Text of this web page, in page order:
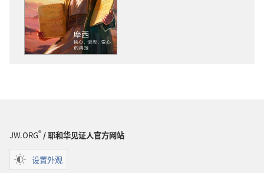
JW.ORG®/ 耶和华见证人官方网站
设置外观